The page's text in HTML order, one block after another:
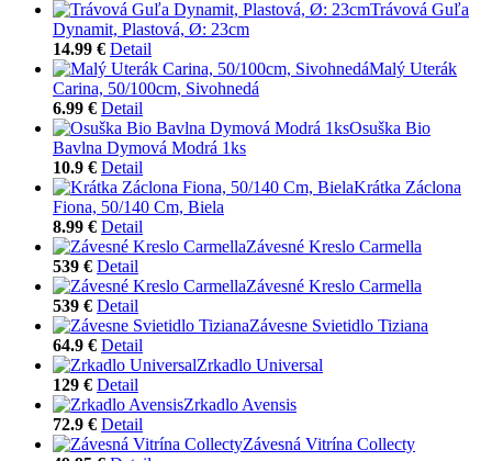
Trávová Guľa
Dynamit, Plastová, Ø: 23cm
14.99 € Detail
Malý Uterák
Carina, 50/100cm, Sivohnedá
6.99 € Detail
Osuška Bio
Bavlna Dymová Modrá 1ks
10.9 € Detail
Krátka Záclona
Fiona, 50/140 Cm, Biela
8.99 € Detail
Závesné Kreslo Carmella
539 € Detail
Závesné Kreslo Carmella
539 € Detail
Závesne Svietidlo Tiziana
64.9 € Detail
Zrkadlo Universal
129 € Detail
Zrkadlo Avensis
72.9 € Detail
Závesná Vitrína Collecty